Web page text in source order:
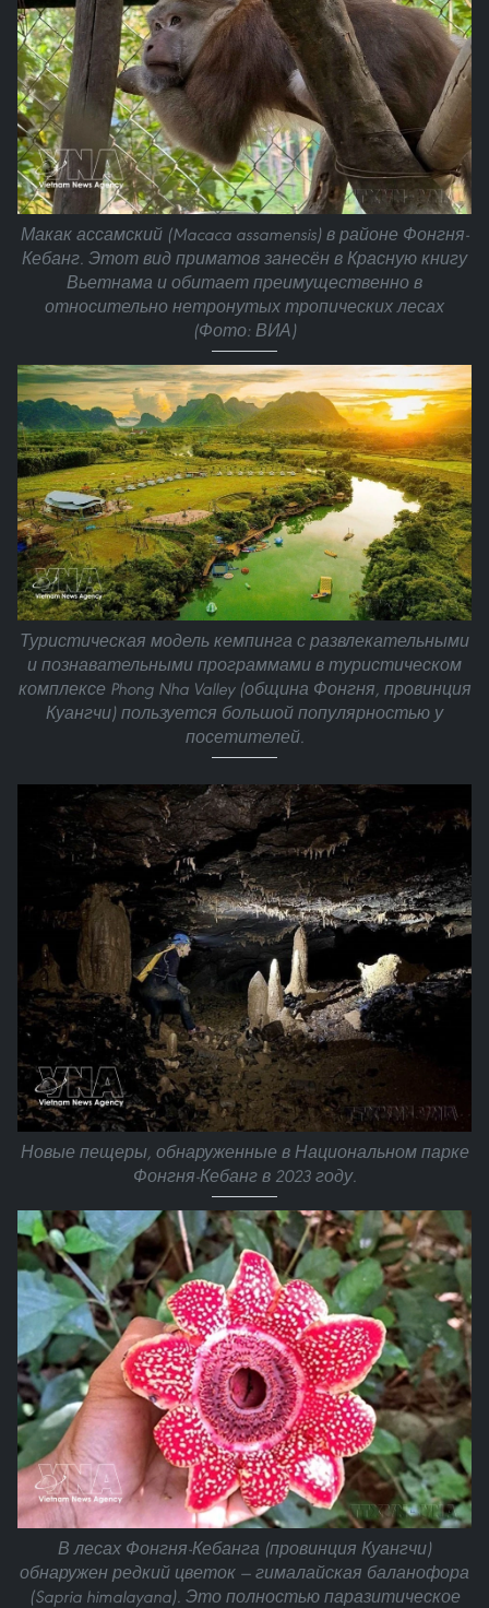
Макак ассамский (Macaca assamensis) в районе Фонгня-
Кебанг. Этот вид приматов занесён в Красную книгу
Вьетнама и обитает преимущественно в
относительно нетронутых тропических лесах
(Фото: ВИА)
Туристическая модель кемпинга с развлекательными
и познавательными программами в туристическом
комплексе Phong Nha Valley (община Фонгня, провинция
Куангчи) пользуется большой популярностью у
посетителей.
Новые пещеры, обнаруженные в Национальном парке
Фонгня-Кебанг в 2023 году.
В лесах Фонгня-Кебанга (провинция Куангчи)
обнаружен редкий цветок — гималайская баланофора
(Sapria himalayana). Это полностью паразитическое